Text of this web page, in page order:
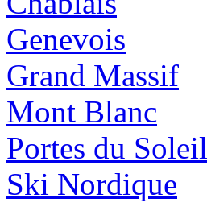
Genevois
Grand Massif
Mont Blanc
Portes du Soleil
Ski Nordique